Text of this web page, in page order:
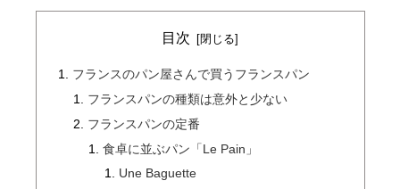
目次
フランスのパン屋さんで買うフランスパン
フランスパンの種類は意外と少ない
フランスパンの定番
食卓に並ぶパン「Le Pain」
Une Baguette